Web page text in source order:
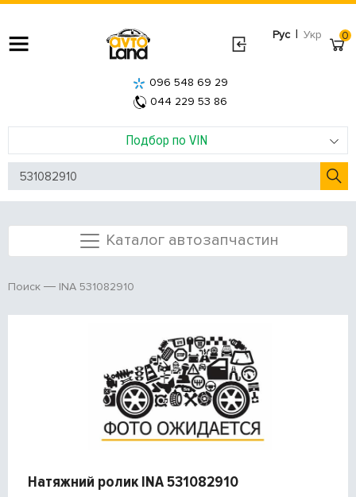
Рус | Укр
Подбор по VIN
096 548 69 29
044 229 53 86
0
Каталог автозапчастин
Поиск INA 531082910
Натяжний ролик INA 531082910